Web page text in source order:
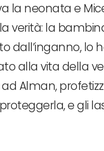
la neonata e
verità: la
dall’inganno,
alla vita della
Alman,
e gli